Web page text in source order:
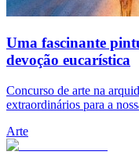
Uma fascinante
devoção eucarística
Concurso de arte na
extraordinários para a
Arte